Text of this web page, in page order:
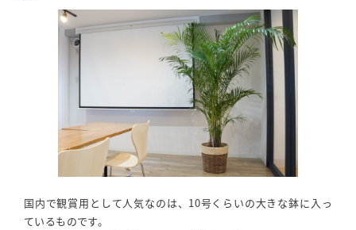
国内で観賞用として人気なのは、10号くらいの大きな鉢に入っ
ているものです。